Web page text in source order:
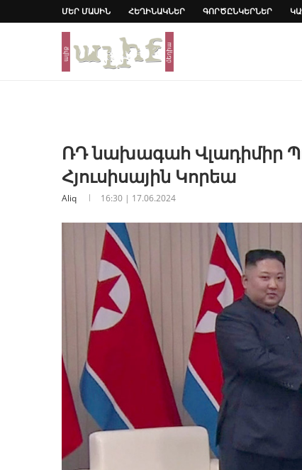
ՄԵՐ ՄԱՍԻՆ ՀԵՂԻՆԱԿՆԵՐ ԳՈՐԾԸՆԿԵՐՆԵՐ
ՌԴ նախագահ Վլադիմիր
Հյուսիսային Կորեա
Aliq 16:30 | 17.06.2024